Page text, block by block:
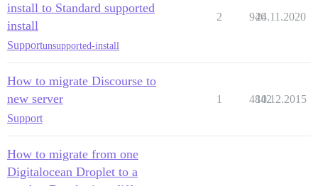
install to Standard supported
install
Supportunsupported-install
2 946
24.11.2020
How to migrate Discourse to
new server
Support
1 4842
10.12.2015
How to migrate from one
Digitalocean Droplet to a